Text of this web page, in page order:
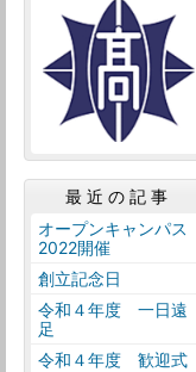
最近の記事
オープンキャンパス
2022開催
創立記念日
令和４年度 一日遠
足
令和４年度 歓迎式